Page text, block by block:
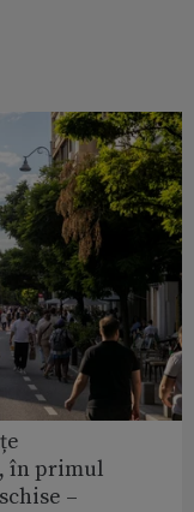
în primul
–